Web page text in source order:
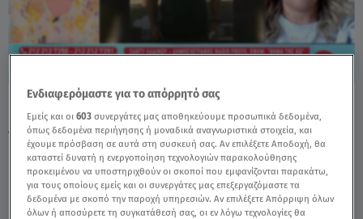
Κάλυμνος: Mυστήριο Με Τον Θάνατο Του
47χρονου - Video
Ενδιαφερόμαστε για το απόρρητό σας
Εμείς και οι603 συνεργάτες μας αποθηκεύουμε προσωπικά δεδομένα,
όπως δεδομένα περιήγησης ή μοναδικά αναγνωριστικά στοιχεία, και
έχουμε πρόσβαση σε αυτά στη συσκευή σας. Αν επιλέξετε Αποδοχή, θα
καταστεί δυνατή η ενεργοποίηση τεχνολογιών παρακολούθησης
προκειμένου να υποστηριχθούν οι σκοποί που εμφανίζονται παρακάτω,
για τους οποίους εμείς και οι συνεργάτες μας επεξεργαζόμαστε τα
δεδομένα με σκοπό την παροχή υπηρεσιών. Αν επιλέξετε Απόρριψη όλων
όλων ή αποσύρετε τη συγκατάθεσή σας, οι εν λόγω τεχνολογίες θα